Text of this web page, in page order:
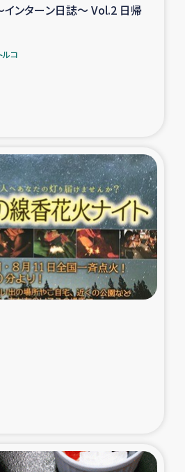
経済自立支援事業
居場所づくり
園の緑化を通じた支援事業
ける被災住民への緊急支援
した女性グループの生計支援
生活改善による栄養改善事業
食べる
インターン日誌～ Vol.2 日帰
ルコ